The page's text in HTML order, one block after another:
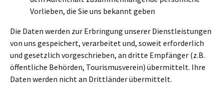
Vorlieben, die Sie uns bekannt geben
Die Daten werden zur Erbringung unserer Dienstleistungen
von uns gespeichert, verarbeitet und, soweit erforderlich
und gesetzlich vorgeschrieben, an dritte Empfänger (z.B.
öffentliche Behörden, Tourismusverein) übermittelt. Ihre
Daten werden nicht an Drittländer übermittelt.